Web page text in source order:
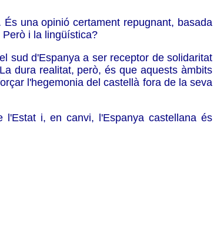
una opinió certament repugnant, basada
i la lingüística?
sud d'Espanya a ser receptor de solidaritat
dura realitat, però, és que aquests àmbits
l'hegemonia del castellà fora de la seva
i, en canvi, l'Espanya castellana és